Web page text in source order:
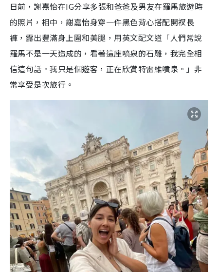
日前，謝嘉怡在IG分享多張和爸爸及男友在羅馬旅遊時
的照片，相中，謝嘉怡身穿一件黑色背心搭配開衩長
褲，露出豐滿身上圍和美腿，用英文配文道「人們常說
羅馬不是一天造成的，看著這座噴泉的石雕，我完全相
信這句話。我只是個遊客，正在欣賞特雷維噴泉。」非
常享受是次旅行。